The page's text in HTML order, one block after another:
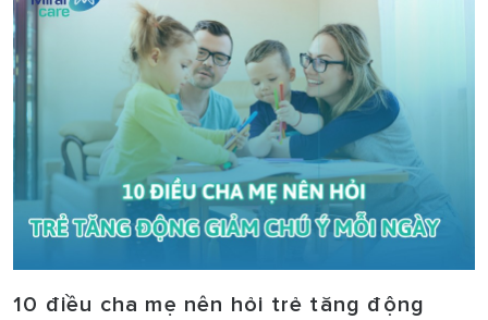
10 điều cha mẹ nên hỏi trẻ tăng động